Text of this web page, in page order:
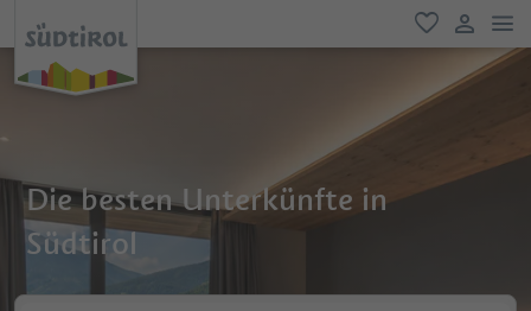
favorit
user link
Die besten Unterkünfte in
Südtirol